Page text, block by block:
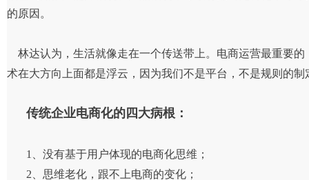
的原因。
林达认为，生活就像走在一个传送带上。电商运营最重要的
术在大方向上面都是浮云，因为我们不是平台，不是规则的制
传统企业电商化的四大病根：
1、没有基于用户体现的电商化思维；
2、思维老化，跟不上电商的变化；